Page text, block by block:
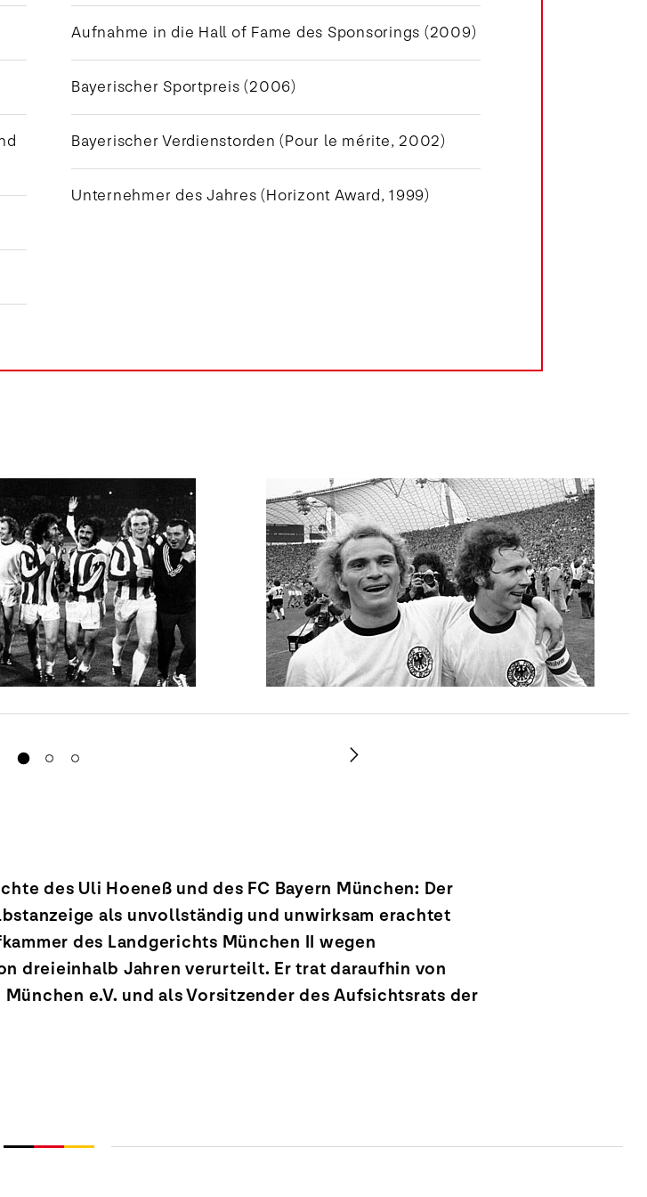
Aufnahme in die Hall of Fame des Sponsorings (2009)
Bayerischer Sportpreis (2006)
Bayerischer Verdienstorden (Pour le mérite, 2002)
Unternehmer des Jahres (Horizont Award, 1999)
des Uli Hoeneß und des FC Bayern München: Der
als unvollständig und unwirksam erachtet
des Landgerichts München II wegen
dreieinhalb Jahren verurteilt. Er trat daraufhin von
e.V. und als Vorsitzender des Aufsichtsrats der
Deutsche
und ein Mal
Pokal.